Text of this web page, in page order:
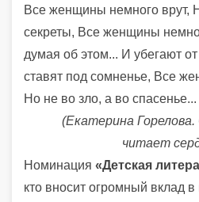
Все женщины немного врут,
секреты, Все женщины
думая об этом... И убегают
ставят под сомненье, Все
Но не во зло, а во спасенье...
(Екатерина
читает
Номинация «Детская
кто вносит огромный вклад